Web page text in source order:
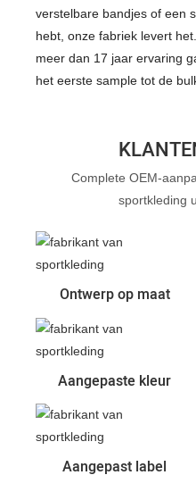
verstelbare bandjes of een
hebt, onze fabriek levert
meer dan 17 jaar ervaring
het eerste sample tot de
Complete OEM-
sportkleding
Ontwerp op maat
Aangepaste kleur
Aangepast label